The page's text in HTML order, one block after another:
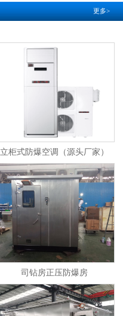
更多>
立柜式防爆空调（源头厂家）
司钻房正压防爆房